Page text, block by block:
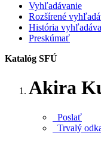
Vyhľadávanie
Rozšírené
História
Preskúmať
Katalóg SFÚ
Akira
Poslať
Trvalý